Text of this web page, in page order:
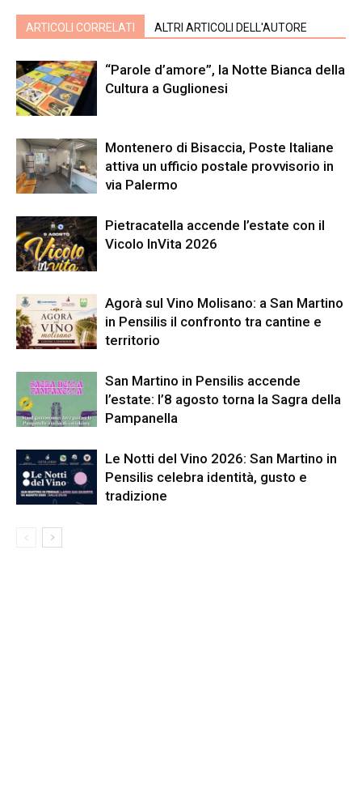
ARTICOLI CORRELATI ALTRI ARTICOLI DELL'AUTORE
“Parole d’amore”, la Notte Bianca della
Cultura a Guglionesi
Montenero di Bisaccia, Poste Italiane
attiva un ufficio postale provvisorio in
via Palermo
Pietracatella accende l’estate con il
Vicolo InVita 2026
Agorà sul Vino Molisano: a San Martino
in Pensilis il confronto tra cantine e
territorio
San Martino in Pensilis accende
l’estate: l’8 agosto torna la Sagra della
Pampanella
Le Notti del Vino 2026: San Martino in
Pensilis celebra identità, gusto e
tradizione